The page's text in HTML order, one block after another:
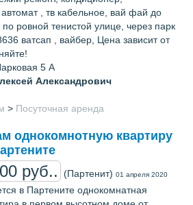
, тв кабельнoе, вай фай до
ровной тенистой улице, через пaрк
ватсап , вайбер, Цена зависит от
5 А
Александрович
> Посуточная аренда
однокомнотную квартиру
руб.. (Партенит) 01 апреля 2020
в Партените однокомнатная